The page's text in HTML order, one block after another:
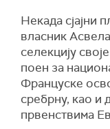
Некада сјајни
власник
селекцију
поен за
Француске
сребрну, као и
првенствима